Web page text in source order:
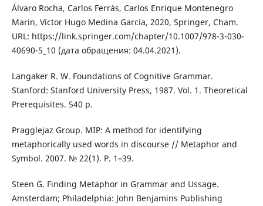
Álvaro Rocha, Carlos Ferrás, Carlos Enrique Montenegro
Marin, Víctor Hugo Medina García, 2020, Springer, Cham.
URL: https://link.springer.com/chapter/10.1007/978-3-030-
40690-5_10 (дата обращения: 04.04.2021).
Langaker R. W. Foundations of Cognitive Grammar.
Stanford: Stanford University Press, 1987. Vol. 1. Theoretical
Prerequisites. 540 p.
Pragglejaz Group. MIP: A method for identifying
metaphorically used words in discourse // Metaphor and
Symbol. 2007. № 22(1). P. 1–39.
Steen G. Finding Metaphor in Grammar and Ussage.
Amsterdam; Philadelphia: John Benjamins Publishing